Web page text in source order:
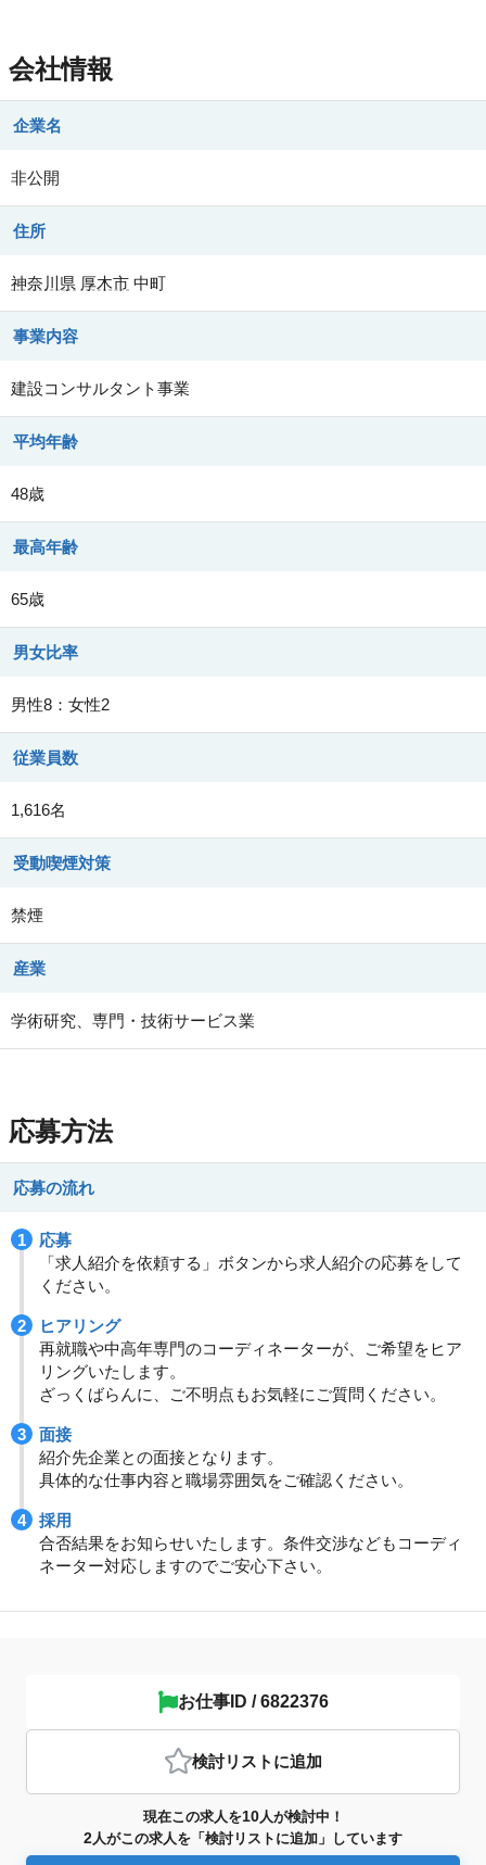
会社情報
企業名
非公開
住所
神奈川県 厚木市 中町
事業内容
建設コンサルタント事業
平均年齢
48歳
最高年齢
65歳
男女比率
男性8：女性2
従業員数
1,616名
受動喫煙対策
禁煙
産業
学術研究、専門・技術サービス業
応募方法
応募の流れ
応募
「求人紹介を依頼する」ボタンから求人紹介の応募をして
ください。
ヒアリング
再就職や中高年専門のコーディネーターが、ご希望をヒア
リングいたします。
ざっくばらんに、ご不明点もお気軽にご質問ください。
面接
紹介先企業との面接となります。
具体的な仕事内容と職場雰囲気をご確認ください。
採用
合否結果をお知らせいたします。条件交渉などもコーディ
ネーター対応しますのでご安心下さい。
お仕事ID / 6822376
検討リスト に追加
現在この求人を10人が検討中！
2人がこの求人を「検討リストに追加」しています